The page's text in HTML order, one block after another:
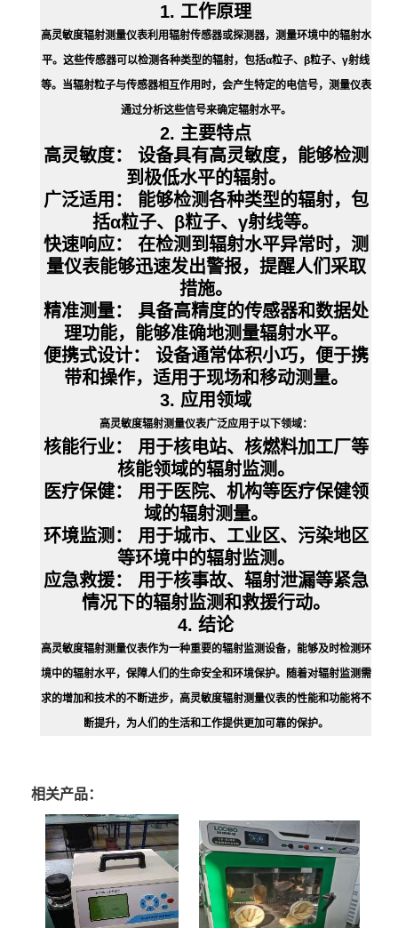
1. 工作原理
高灵敏度辐射测量仪表利用辐射传感器或探测器，测量环境中的辐射水
平。这些传感器可以检测各种类型的辐射，包括α粒子、β粒子、γ射线
等。当辐射粒子与传感器相互作用时，会产生特定的电信号，测量仪表
通过分析这些信号来确定辐射水平。
2. 主要特点
高灵敏度：
设备具有高灵敏度，能够检测
到极低水平的辐射。
广泛适用：
能够检测各种类型的辐射，包
括α粒子、β粒子、γ射线等。
快速响应：
在检测到辐射水平异常时，测
量仪表能够迅速发出警报，提醒人们采取
措施。
精准测量：
具备高精度的传感器和数据处
理功能，能够准确地测量辐射水平。
便携式设计：
设备通常体积小巧，便于携
带和操作，适用于现场和移动测量。
3. 应用领域
高灵敏度辐射测量仪表广泛应用于以下领域：
核能行业：
用于核电站、核燃料加工厂等
核能领域的辐射监测。
医疗保健：
用于医院、机构等医疗保健领
域的辐射测量。
环境监测：
用于城市、工业区、污染地区
等环境中的辐射监测。
应急救援：
用于核事故、辐射泄漏等紧急
情况下的辐射监测和救援行动。
4. 结论
高灵敏度辐射测量仪表作为一种重要的辐射监测设备，能够及时检测环
境中的辐射水平，保障人们的生命安全和环境保护。随着对辐射监测需
求的增加和技术的不断进步，高灵敏度辐射测量仪表的性能和功能将不
断提升，为人们的生活和工作提供更加可靠的保护。
相关产品：